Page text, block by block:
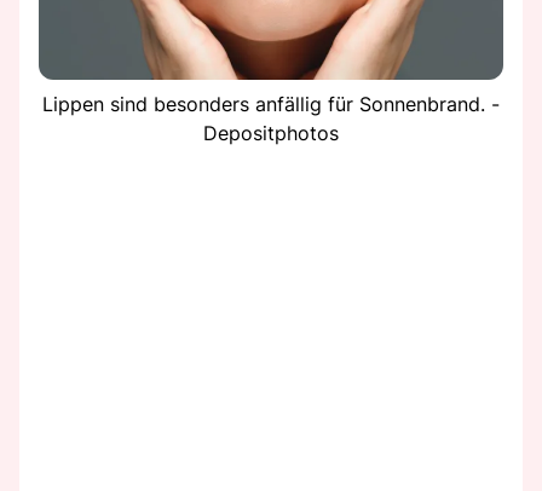
Lippen sind besonders anfällig für Sonnenbrand. -
Depositphotos